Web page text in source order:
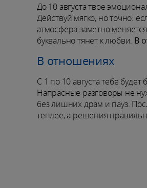
До 10 августа твое
Действуй мягко, но точно:
атмосфера заметно
буквально тянет к любви. В
В отношениях
С 1 по 10 августа тебе
Напрасные разговоры не
без лишних драм и пауз.
теплее, а решения